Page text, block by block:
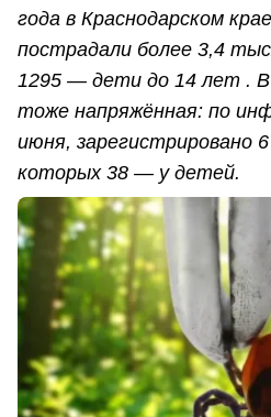
года в Краснодарском
пострадали более 3,4
1295 — дети до 14 лет .
тоже напряжённая: по
июня, зарегистрировано
которых 38 — у детей.